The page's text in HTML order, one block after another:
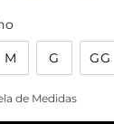
M G GG
de Medidas